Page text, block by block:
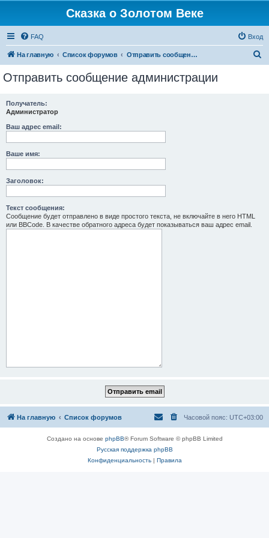
Сказка о Золотом Веке
FAQ Вход
На главную Список форумов Отправить сообщение администрации
Отправить сообщение администрации
Получатель:
Администратор
Ваш адрес email:
Ваше имя:
Заголовок:
Текст сообщения:
Сообщение будет отправлено в виде простого текста, не включайте в него HTML
или BBCode. В качестве обратного адреса будет показываться ваш адрес email.
На главную Список форумов Часовой пояс: UTC+03:00
Создано на основе phpBB® Forum Software © phpBB Limited
Русская поддержка phpBB
Конфиденциальность| Правила